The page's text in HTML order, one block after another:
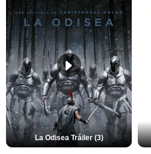
La Odisea Tráiler (3)